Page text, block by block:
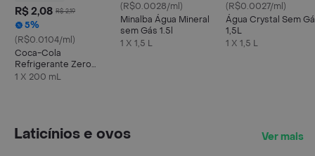
R$ 2,08 R$ 2,19
5%
(R$0.0104/ml)
Coca-Cola
Refrigerante Zero
Açúcar Mini Garrafa
1 X 200 mL
(R$0.0028/ml)
Minalba Água Mineral
sem Gás 1.5l
1 X 1,5 L
(R$0.0027/ml)
Água Crystal Sem
1,5L
1 X 1,5 L
Laticínios e ovos Ver mais